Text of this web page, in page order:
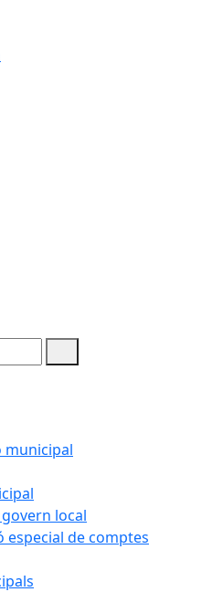
municipal
local
especial de comptes